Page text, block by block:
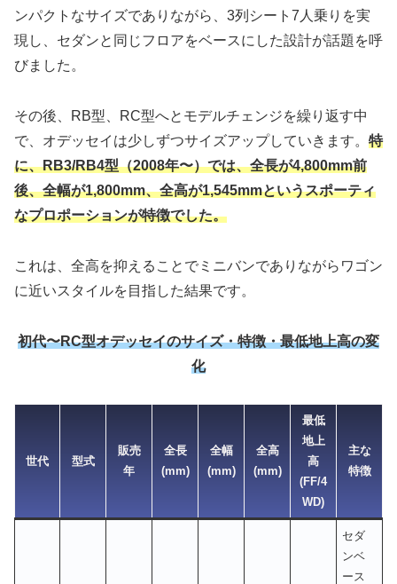
ンパクトなサイズでありながら、3列シート7人乗りを実
現し、セダンと同じフロアをベースにした設計が話題を呼
びました。
その後、RB型、RC型へとモデルチェンジを繰り返す中
で、オデッセイは少しずつサイズアップしていきます。 特
に、RB3/RB4型（2008年〜）では、全長が4,800mm前
後、全幅が1,800mm、全高が1,545mmというスポーティ
なプロポーションが特徴でした。
これは、全高を抑えることでミニバンでありながらワゴン
に近いスタイルを目指した結果です。
初代〜RC型オデッセイのサイズ・特徴・最低地上高の変
化
世代 型式
販売
年
全長
(mm)
全幅
(mm)
全高
(mm)
最低
地上
高
(FF/4
WD)
主な
特徴
セダ
ンベ
ース